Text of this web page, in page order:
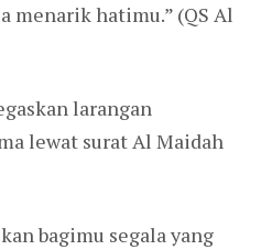
menarik hatimu.” (QS Al
larangan
lewat surat Al Maidah
bagimu segala yang